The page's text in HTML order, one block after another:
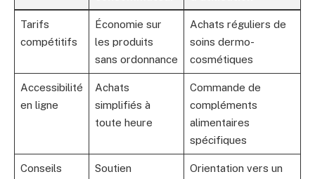
Tarifs
compétitifs
Économie sur
les produits
sans ordonnance
Achats réguliers de
soins dermo-
cosmétiques
Accessibilité
en ligne
Achats
simplifiés à
toute heure
Commande de
compléments
alimentaires
spécifiques
Conseils
Soutien
Orientation vers un